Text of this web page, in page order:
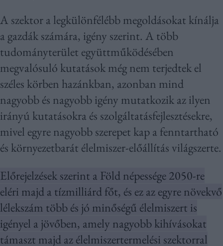
A szektor a legkülönfélébb megoldásokat kínálja
a gazdák számára, igény szerint. A több
tudományterület együttműködésében
megvalósuló kutatások még nem terjedtek el
széles körben hazánkban, azonban mind
nagyobb és nagyobb igény mutatkozik az ilyen
irányú kutatásokra és szolgáltatásfejlesztésekre,
mivel egyre nagyobb szerepet kap a fenntartható
és környezetbarát élelmiszer-előállítás világszerte.
Előrejelzések szerint a Föld népessége 2050-re
eléri majd a tízmilliárd főt, és ez az egyre növekvő
lélekszám több és jó minőségű élelmiszert is
igényel a jövőben, amely nagyobb kihívásokat
támaszt majd az élelmiszertermelési szektorral